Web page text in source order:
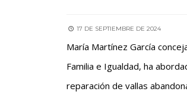
17 DE SEPTIEMBRE DE 2024
María Martínez García
Familia e Igualdad, ha
reparación de vallas